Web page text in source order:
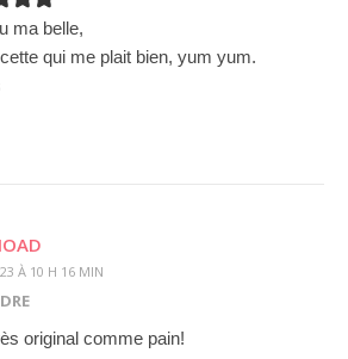
ma belle,
qui me plait bien, yum yum.
À 10 H 16 MIN
original comme pain!